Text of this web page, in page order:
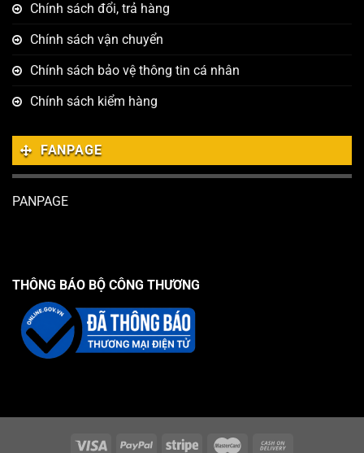
Chính sách đổi, trả hàng
Chính sách vận chuyển
Chính sách bảo vệ thông tin cá nhân
Chính sách kiểm hàng
FANPAGE
PANPAGE
THÔNG BÁO BỘ CÔNG THƯƠNG